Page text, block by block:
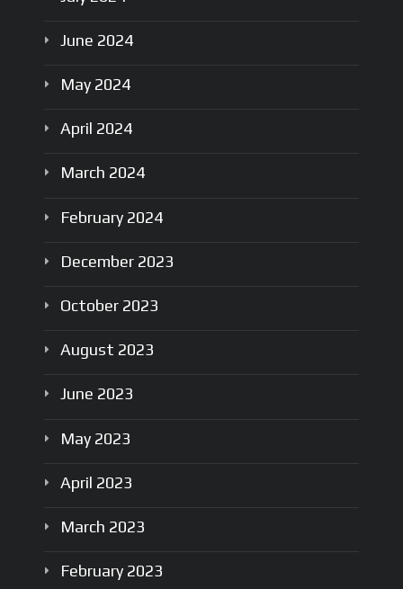
June 2024
May 2024
April 2024
March 2024
February 2024
December 2023
October 2023
August 2023
June 2023
May 2023
April 2023
March 2023
February 2023